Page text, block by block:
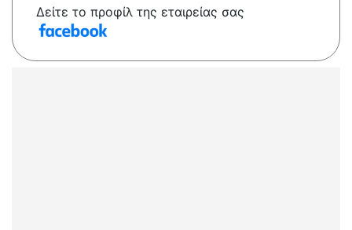
Δείτε το προφίλ της εταιρείας σας